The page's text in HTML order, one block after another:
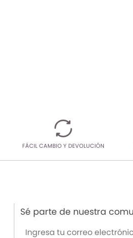
FÁCIL CAMBIO Y DEVOLUCIÓN
Sé parte de nuestra